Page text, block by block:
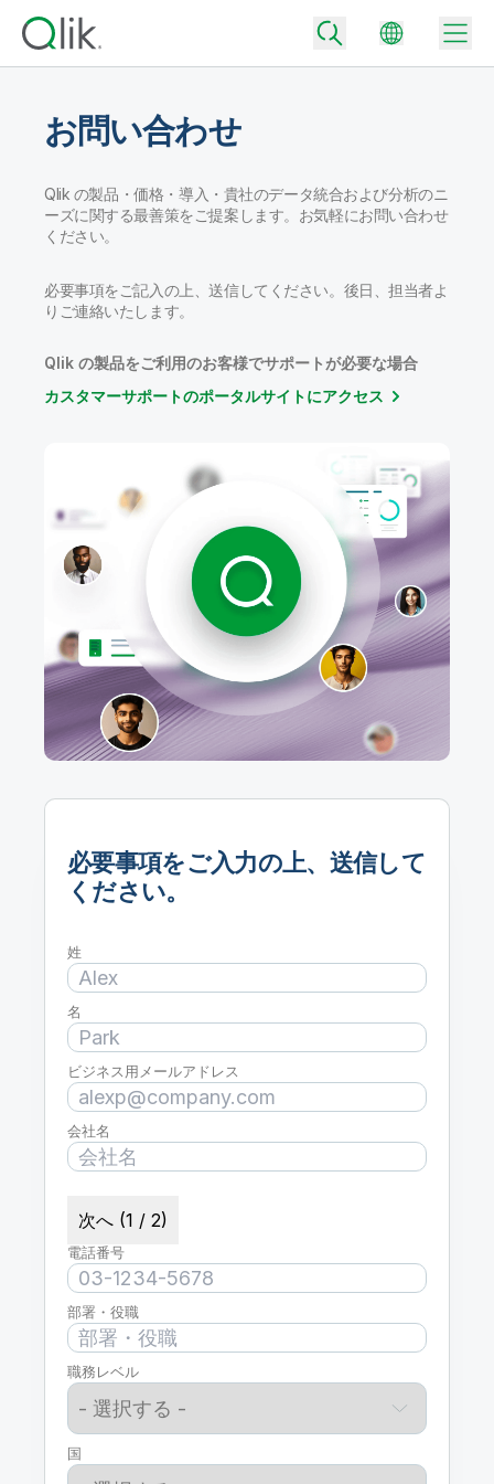
カスタマーサポート
カスタマーポータル
初期トレーニング
製品関連
Back
採用情報
ニュースルーム
事業所 / 連絡先
Qlik
Talend
データをビジネス成果へ
テクノロジーパートナーとの連携
Qlik のデータ統合とデータ分析の価値を最大化
Back
データ統合
データ分析と AI
Back
データ統合とデータ品質の価格
適切なデータ統合プランで、信頼できるデータを迅速に提供し、よりスマー
トな意思決定を促進します。
適切なデータ分析プランで、より優れたインサイトを獲得し、ビジネス成果
の達成をサポートします。
イベント / Web セミナー
お問い合わせ
Qlik の製品・価格・導入・貴社のデータ統合および分析のニ
ーズに関する最善策をご提案します。お気軽にお問い合わせ
ください。
必要事項をご記入の上、送信してください。後日、担当者よ
りご連絡いたします。
Qlik の製品をご利用のお客様でサポートが必要な場合
カスタマーサポートのポータルサイトにアクセス
必要事項をご入力の上、送信して
ください。
姓
名
ビジネス用メールアドレス
会社名
次へ (1 / 2)
電話番号
部署・役職
職務レベル
国